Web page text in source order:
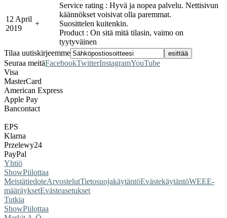
12 April
2019
+
Service rating : Hyvä ja nopea palvelu. Nettisivun
käännökset voisivat olla paremmat.
Suosittelen kuitenkin.
Product : On sitä mitä tilasin, vaimo on
tyytyväinen
Tilaa uutiskirjeemme
Seuraa meitäFacebookTwitterInstagramYouTube
Visa
MasterCard
American Express
Apple Pay
Bancontact
EPS
Klarna
Przelewy24
PayPal
Yhtiö
ShowPiilottaa
MeistätiedoteArvostelutTietosuojakäytäntöEvästekäytäntöWEEE-
määräyksetEvästeasetukset
Tutkia
ShowPiilottaa